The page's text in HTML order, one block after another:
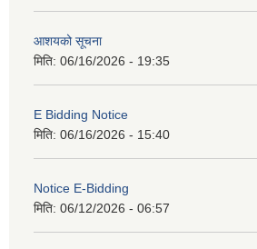
आशयको सूचना
मिति: 06/16/2026 - 19:35
E Bidding Notice
मिति: 06/16/2026 - 15:40
Notice E-Bidding
मिति: 06/12/2026 - 06:57